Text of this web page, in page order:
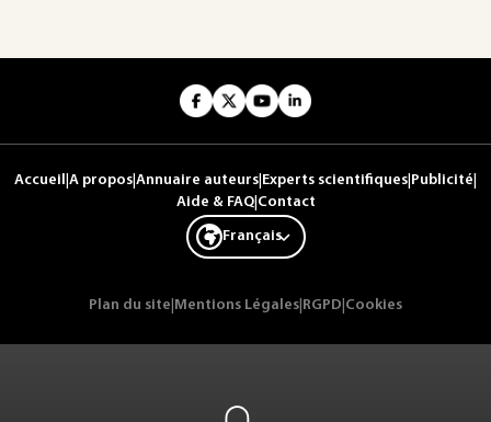
Accueil A propos Annuaire auteurs Experts scientifiques Publicité
Aide & FAQ| Contact
Français
Plan du site Mentions Légales RGPD Cookies